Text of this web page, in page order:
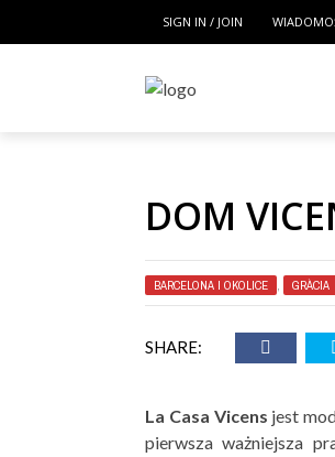
SIGN IN / JOIN
DOM
BARCELONA I OKOLICE , GRÀCIA
SHARE:
La Casa Vicens jest
pierwsza ważniejsza